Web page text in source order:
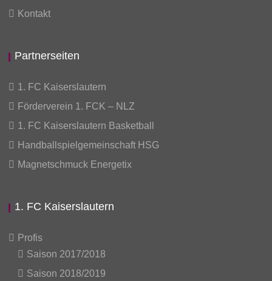
Kontakt
Partnerseiten
1. FC Kaiserslautern
Förderverein 1. FCK – NLZ
1. FC Kaiserslautern Basketball
Handballspielgemeinschaft HSG
Magnetschmuck Energetix
1. FC Kaiserslautern
Profis
Saison 2017/2018
Saison 2018/2019